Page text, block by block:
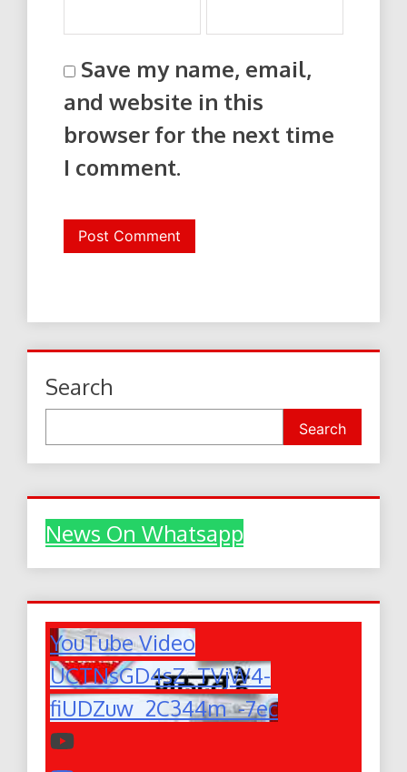
Save my name, email,
and website in this
browser for the next time
I comment.
Search
Search
News On Whatsapp
YouTube Video
UCTNsGD4sZ_TVjW4-
fiUDZuw_2C344m_-7ec